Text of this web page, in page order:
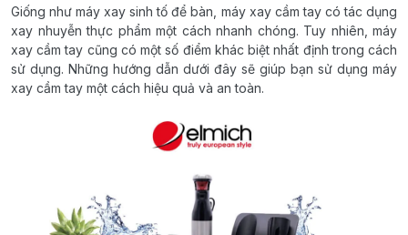
Giống như máy xay sinh tố để bàn, máy xay cầm tay có tác dụng
xay nhuyễn thực phẩm một cách nhanh chóng. Tuy nhiên, máy
xay cầm tay cũng có một số điểm khác biệt nhất định trong cách
sử dụng. Những hướng dẫn dưới đây sẽ giúp bạn sử dụng máy
xay cầm tay một cách hiệu quả và an toàn.